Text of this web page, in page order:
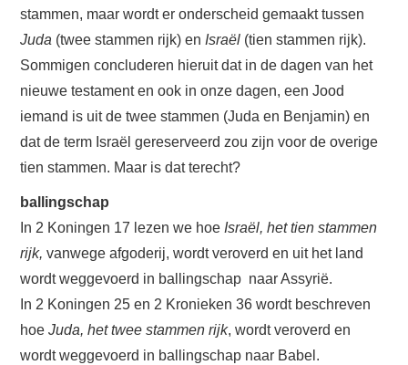
stammen, maar wordt er onderscheid gemaakt tussen
Juda (twee stammen rijk) en Israël (tien stammen rijk).
Sommigen concluderen hieruit dat in de dagen van het
nieuwe testament en ook in onze dagen, een Jood
iemand is uit de twee stammen (Juda en Benjamin) en
dat de term Israël gereserveerd zou zijn voor de overige
tien stammen. Maar is dat terecht?
ballingschap
In 2 Koningen 17 lezen we hoe Israël, het tien stammen
rijk, vanwege afgoderij, wordt veroverd en uit het land
wordt weggevoerd in ballingschap naar Assyrië.
In 2 Koningen 25 en 2 Kronieken 36 wordt beschreven
hoeJuda, het twee stammen rijk, wordt veroverd en
wordt weggevoerd in ballingschap naar Babel.